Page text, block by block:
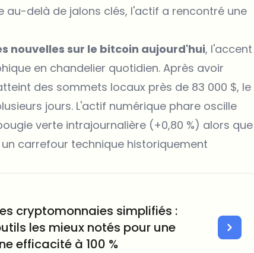
au-delà de jalons clés, l'actif a rencontré une
nouvelles sur le bitcoin aujourd'hui, l'accent
en chandelier quotidien. Après avoir
des sommets locaux près de 83 000 $, le
jours. L'actif numérique phare oscille
verte intrajournalière (+0,80 %) alors que
carrefour technique historiquement
cryptomonnaies simplifiés :
les mieux notés pour une
efficacité à 100 %